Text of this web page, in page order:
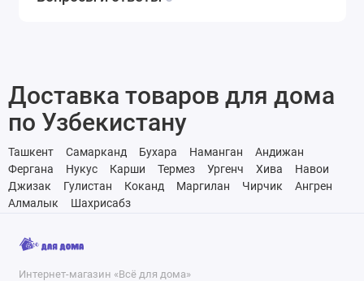
Доставка товаров для дома
по Узбекистану
Ташкент Самарканд Бухара Наманган
Андижан
Фергана
Нукус Карши Термез Ургенч Хива
Навои
Джизак
Гулистан Коканд Маргилан Чирчик
Ангрен
Алмалык
Шахрисабз
Интернет-магазин «Всё для дома»